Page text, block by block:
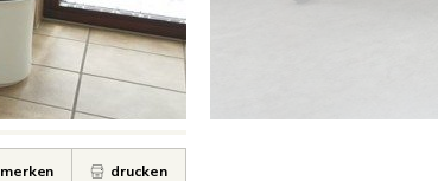
merken drucken